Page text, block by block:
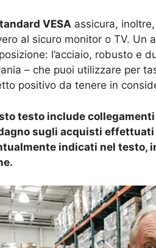
VESA assicura,
al sicuro monitor o TV. Un
l’acciaio, robusto e
– che puoi utilizzare per
positivo da tenere in
testo include
sugli acquisti
indicati nel testo,